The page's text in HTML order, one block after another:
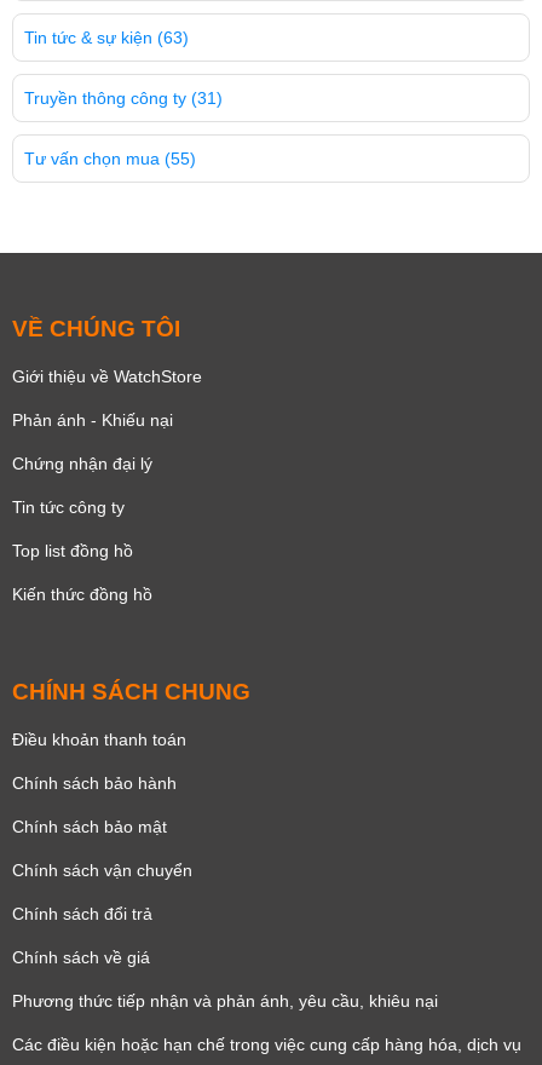
Tin tức & sự kiện (63)
Truyền thông công ty (31)
Tư vấn chọn mua (55)
VỀ CHÚNG TÔI
Giới thiệu về WatchStore
Phản ánh - Khiếu nại
Chứng nhận đại lý
Tin tức công ty
Top list đồng hồ
Kiến thức đồng hồ
CHÍNH SÁCH CHUNG
Điều khoản thanh toán
Chính sách bảo hành
Chính sách bảo mật
Chính sách vận chuyển
Chính sách đổi trả
Chính sách về giá
Phương thức tiếp nhận và phản ánh, yêu cầu, khiêu nại
Các điều kiện hoặc hạn chế trong việc cung cấp hàng hóa, dịch vụ